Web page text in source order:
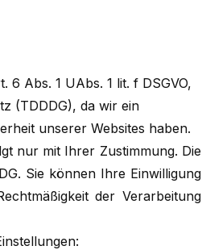
6 Abs. 1 UAbs. 1 lit. f DSGVO,
(TDDDG), da wir ein
unserer Websites haben.
nur mit Ihrer Zustimmung. Die
Sie können Ihre Einwilligung
der Verarbeitung